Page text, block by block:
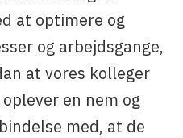
at optimere og
og arbejdsgange,
at vores kolleger
en nem og
med, at de